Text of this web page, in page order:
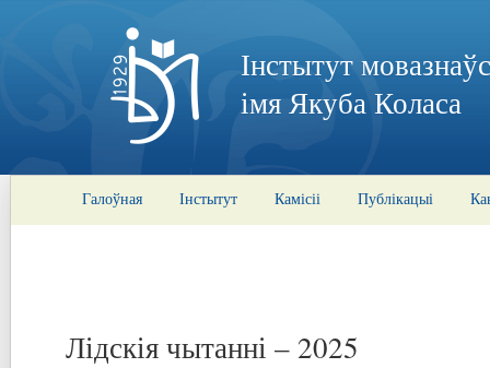
Інстытут
імя Якуба Коласа
Галоўная Інстытут Камісіі Публікацыі
Лідскія чытанні – 2025